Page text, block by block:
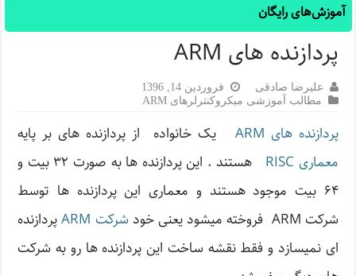
آموزش‌های رایگان
پردازنده های ARM
علیرضا صادقی
فروردین 14, 1396
مطالب آموزشی میکروکنترلرهای ARM
پردازنده های ARM
یک خانواده از پردازنده های بر پایه
معماری RISC
هستند . این پردازنده ها به صورت ۳۲ بیت و
۶۴ بیت موجود هستند و معماری این پردازنده ها توسط
شرکت ARM فروخته میشود یعنی خود
شرکت ARM
پردازنده
ای نمیسازد و فقط نقشه ساخت این پردازنده ها رو به شرکت